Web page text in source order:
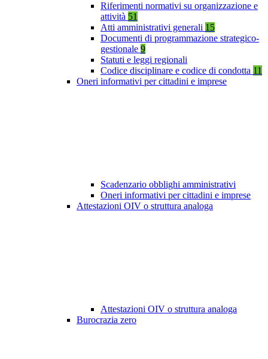
Riferimenti normativi su organizzazione e
attività 51
Atti amministrativi generali 15
Documenti di programmazione strategico-
gestionale 9
Statuti e leggi regionali
Codice disciplinare e codice di condotta 11
Oneri informativi per cittadini e imprese
Scadenzario obblighi amministrativi
Oneri informativi per cittadini e imprese
Attestazioni OIV o struttura analoga
Attestazioni OIV o struttura analoga
Burocrazia zero